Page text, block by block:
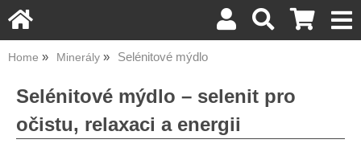
Home Minerály Selénitové mýdlo
Selénitové mýdlo – selenit pro
očistu, relaxaci a energii